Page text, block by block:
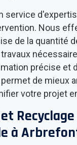
service
Nous
de la quantité
précise et
de mieux
votre projet
Recyclage
à